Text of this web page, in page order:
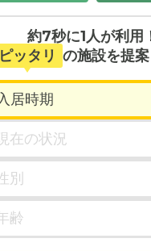
約7秒に1人が利用
ピッタリ の施設を提